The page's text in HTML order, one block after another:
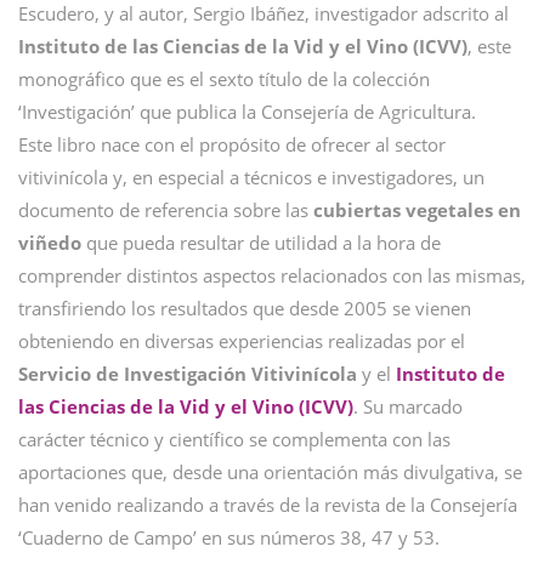
Escudero, y al autor, Sergio Ibáñez, investigador adscrito al
Instituto de las Ciencias de la Vid y el Vino (ICVV), este
monográfico que es el sexto título de la colección
‘Investigación’ que publica la Consejería de Agricultura.
Este libro nace con el propósito de ofrecer al sector
vitivinícola y, en especial a técnicos e investigadores, un
documento de referencia sobre las cubiertas vegetales en
viñedo que pueda resultar de utilidad a la hora de
comprender distintos aspectos relacionados con las mismas,
transfiriendo los resultados que desde 2005 se vienen
obteniendo en diversas experiencias realizadas por el
Servicio de Investigación Vitivinícola y el Instituto de
las Ciencias de la Vid y el Vino (ICVV). Su marcado
carácter técnico y científico se complementa con las
aportaciones que, desde una orientación más divulgativa, se
han venido realizando a través de la revista de la Consejería
‘Cuaderno de Campo’ en sus números 38, 47 y 53.